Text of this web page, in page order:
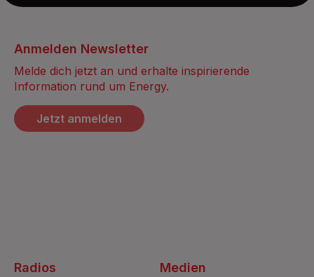
Anmelden Newsletter
Melde dich jetzt an und erhalte inspirierende
Information rund um Energy.
Jetzt anmelden
Radios Medien